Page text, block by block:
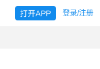
登录/注册